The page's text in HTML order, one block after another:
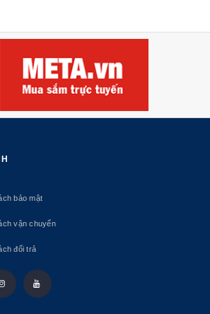
bảo mật
vận chuyển
đổi trả